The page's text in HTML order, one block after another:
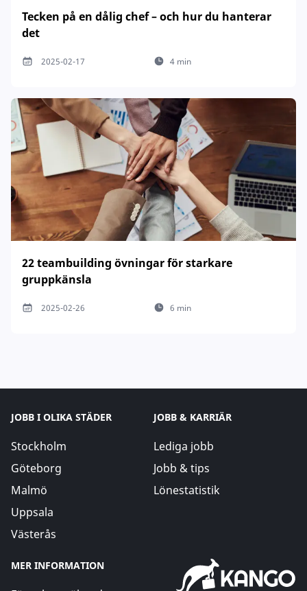
Tecken på en dålig chef – och hur du hanterar
det
2025-02-17 4 min
22 teambuilding övningar för starkare
gruppkänsla
2025-02-26 6 min
JOBB I OLIKA STÄDER
Stockholm
Göteborg
Malmö
Uppsala
Västerås
JOBB & KARRIÄR
Lediga jobb
Jobb & tips
Lönestatistik
MER INFORMATION